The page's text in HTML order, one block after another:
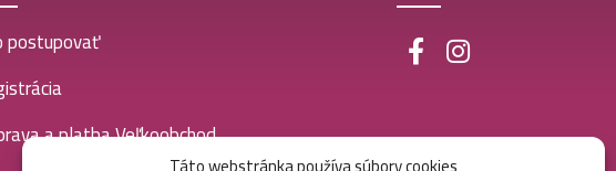
postupovať
a platba Veľkoobchod